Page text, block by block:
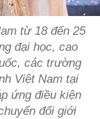
từ 18 đến 25
đại học, cao
các trường
Việt Nam tại
ứng điều kiện
đổi giới